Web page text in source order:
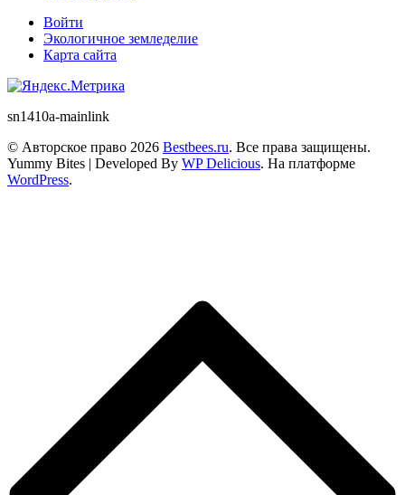
Войти
Экологичное земледелие
Карта сайта
sn1410a-mainlink
© Авторское право 2026 Bestbees.ru. Все права защищены.
Yummy Bites | Developed By WP Delicious. На платформе
WordPress.